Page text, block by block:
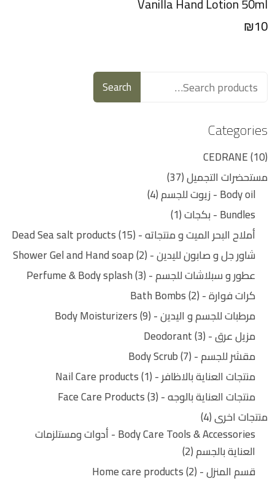
₪10
Search
Categories
CEDRANE 10
مستحضرات التجميل 37
Body oil - زيوت للجسم
4
Bundles - بكجات
1
أملاح البحر الميت و منتجاته - Dead Sea salt products 15
شاور جل و صابون لليدين - Shower Gel and Hand soap 2
عطور و سبلاشات للجسم - Perfume & Body splash 3
كرات فوارة - Bath Bombs 2
مرطبات للجسم و اليدين - Body Moisturizers 9
مزيل عرق - Deodorant 3
مقشر للجسم - Body Scrub 7
منتجات العناية بالاظافر - Nail Care products 1
منتجات العناية بالوجه - Face Care Products 3
منتجات اخرى 4
Body Care Tools & Accessories - أدوات ومستلزمات
العناية بالجسم 2
قسم المنزل - Home care products 2